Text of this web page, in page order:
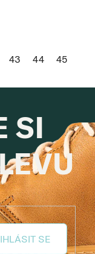
43 44 45
SI
SE